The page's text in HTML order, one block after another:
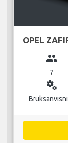
OPEL
group
7
miscellaneous_services